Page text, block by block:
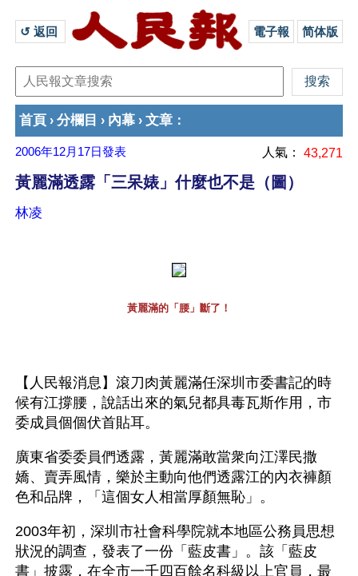
↺ 返回 電子報 简体版
首頁 › 分欄目 › 內幕 › 文章 ：
2006年12月17日發表 人氣： 43,271
黃麗滿透露「三呆婊」什麼也不是（圖）
林凌
黃麗滿的「腰」斷了！
【人民報消息】滾刀肉黃麗滿任深圳市委書記的時
候有江撐腰，說話出來的氣兒都具毒瓦斯作用，市
委成員個個伏首貼耳。
廣東省委委員們透露，黃麗滿敢當衆向江澤民撒
嬌、賣弄風情，樂於主動向他們透露江的內衣褲顏
色和品牌，「這個女人相當厚顏無恥」。
2003年初，深圳市社會科學院就本地區公務員思想
狀況的調查，發表了一份「藍皮書」。該「藍皮
書」披露，在全市一千四百餘名科級以上官員，最